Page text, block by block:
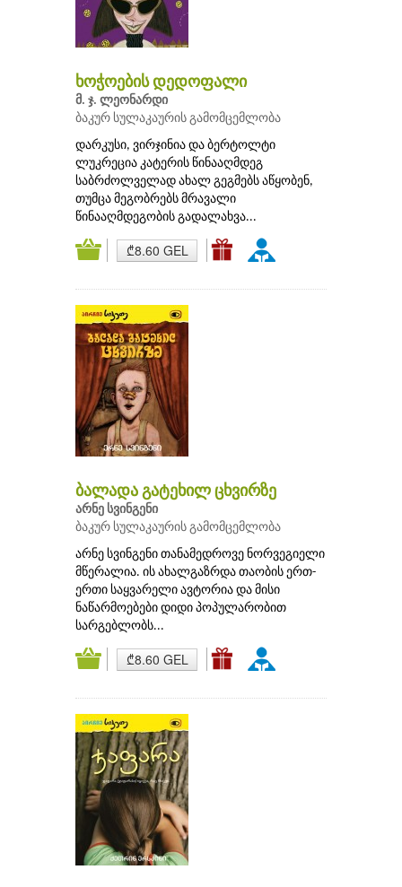
ხოჭოების დედოფალი
მ. ჯ. ლეონარდი
ბაკურ სულაკაურის გამომცემლობა
დარკუსი, ვირჯინია და ბერტოლტი
ლუკრეცია კატერის წინააღმდეგ
საბრძოლველად ახალ გეგმებს აწყობენ,
თუმცა მეგობრებს მრავალი
წინააღმდეგობის გადალახვა...
₾8.60 GEL
ბალადა გატეხილ ცხვირზე
არნე სვინგენი
ბაკურ სულაკაურის გამომცემლობა
არნე სვინგენი თანამედროვე ნორვეგიელი
მწერალია. ის ახალგაზრდა თაობის ერთ-
ერთი საყვარელი ავტორია და მისი
ნაწარმოებები დიდი პოპულარობით
სარგებლობს...
₾8.60 GEL